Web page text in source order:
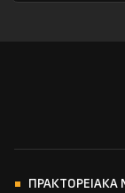
ΠΡΑΚΤΟΡΕΙΑΚΑ